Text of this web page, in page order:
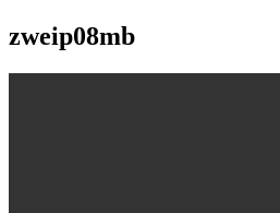
zweip08mb